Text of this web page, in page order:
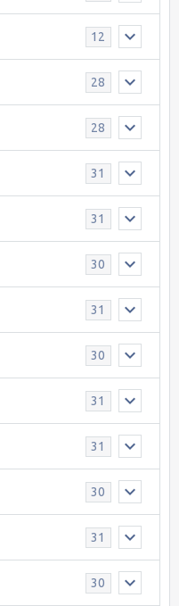
12
28
28
31
31
30
31
30
31
31
30
31
30